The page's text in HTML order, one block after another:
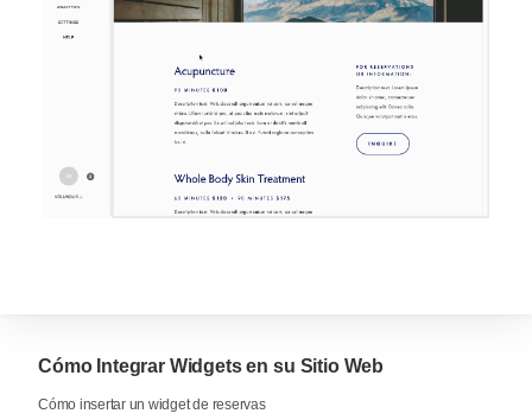
Cómo Integrar Widgets en su Sitio Web
Cómo insertar un widget de reservas